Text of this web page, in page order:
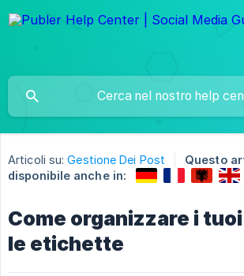
Articoli su: Gestione Dei Post
Questo
disponibile anche in:
Come organizzare i
le etichette